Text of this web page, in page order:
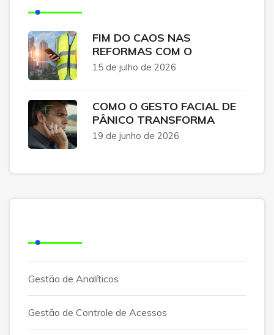
FIM DO CAOS NAS
REFORMAS COM O
15 de julho de 2026
COMO O GESTO FACIAL DE
PÂNICO TRANSFORMA
19 de junho de 2026
Gestão de Analíticos
Gestão de Controle de Acessos